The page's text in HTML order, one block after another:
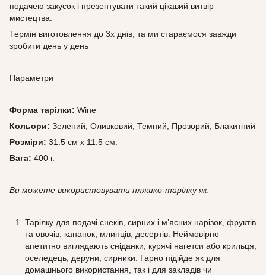
подачею закусок і презентувати такий цікавий витвір
мистецтва.
Термін виготовлення до 3х днів, та ми стараємося завжди
зробити день у день
Параметри
Форма тарілки: Wine
Кольори: Зелений, Оливковий, Темний, Прозорий, Блакитний
Розміри: 31.5 см х 11.5 см.
Вага: 400 г.
Ви можете використовувати пляшко-тарілку як:
Тарілку для подачі снеків, сирних і м’ясних нарізок, фруктів
та овочів, канапок, млинців, десертів. Неймовірно
апетитно виглядають сніданки, курячі нагетси або крильця,
оселедець, деруни, сирники. Гарно підійде як для
домашнього використання, так і для закладів чи